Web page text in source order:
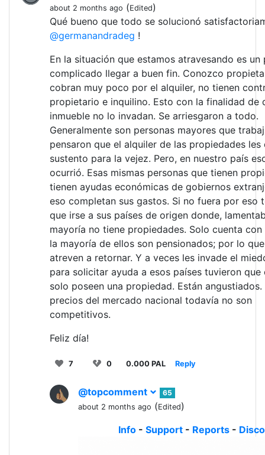
about 2 months ago (Edited)
Qué bueno que todo se solucionó
@germanandradeg !
En la situación que estamos atravesando es un
complicado llegar a buen fin. Conozco
cobran muy poco por el alquiler, no tienen
propietario e inquilino. Esto con la finalidad de
inmueble no lo invadan. Se arriesgaron a todo.
Generalmente son personas mayores que
pensaron que el alquiler de las propiedades les
sustento para la vejez. Pero, en nuestro país
ocurrió. Esas mismas personas que tienen
tienen ayudas económicas de gobiernos
eso completan sus gastos. Si no fuera por eso
que irse a sus países de origen donde,
mayoría no tiene propiedades. Solo cuenta
la mayoría de ellos son pensionados; por lo
atreven a retornar. Y a veces les invade el
para solicitar ayuda a esos países tuvieron que
solo poseen una propiedad. Están angustiados.
precios del mercado nacional todavía no son
competitivos.
Feliz día!
7 0 0.000 PAL Reply
@topcomment
65
about 2 months ago (Edited)
Info- Support- Reports-